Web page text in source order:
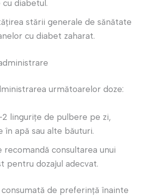
cu diabetul.
stării generale de sănătate
cu diabet zaharat.
următoarelor doze:
2 lingurițe de pulbere pe zi,
în apă sau alte băuturi.
recomandă consultarea unui
pentru dozajul adecvat.
de preferință înainte